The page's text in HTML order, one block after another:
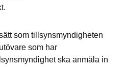
som tillsynsmyndigheten
som har
ska anmäla in